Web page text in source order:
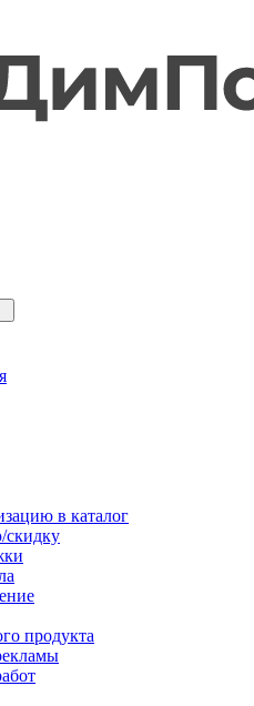
в каталог
скидку
продукта